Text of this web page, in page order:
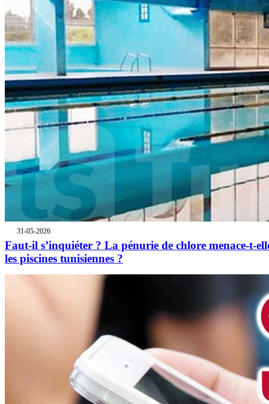
31-05-2026
Faut-il s’inquiéter ? La pénurie de chlore menace-t-
les piscines tunisiennes ?